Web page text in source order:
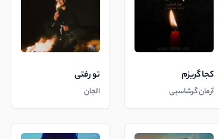
کجا گریزم
آرمان گرشاسبی
تو رفتی
الجان